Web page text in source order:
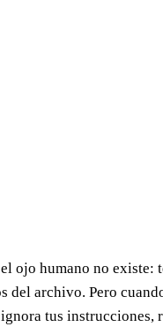
ojo humano no existe:
del archivo. Pero
tus instrucciones,